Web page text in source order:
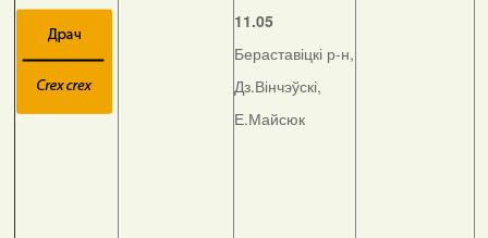
11.05
Бераставіцкі р-н,
Дз.Вінчэўскі,
Е.Майсюк